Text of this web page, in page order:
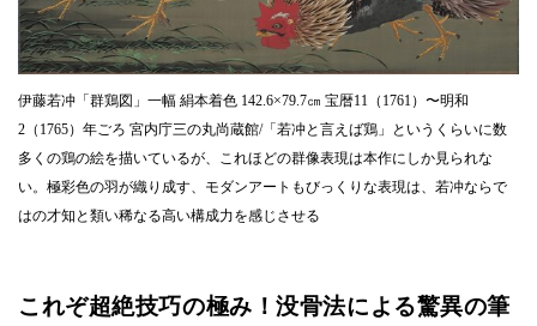
伊藤若冲「群鶏図」一幅 絹本着色 142.6×79.7㎝ 宝暦11（1761）〜明和
2（1765）年ごろ 宮内庁三の丸尚蔵館/「若冲と言えば鶏」というくらいに数
多くの鶏の絵を描いているが、これほどの群像表現は本作にしか見られな
い。極彩色の羽が織り成す、モダンアートもびっくりな表現は、若冲ならで
はの才知と類い稀なる高い構成力を感じさせる
これぞ超絶技巧の極み！没骨法による驚異の筆